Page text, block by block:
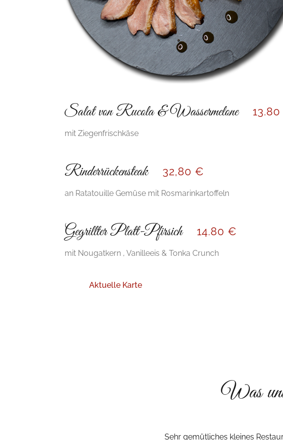
Salat von Rucola & Wassermelone 13
mit Ziegenfrischkäse
Rinderrückensteak 32,80 €
an Ratatouille Gemüse mit Rosmarinkartoffeln
Gegrillter Platt-Pfirsich 14.80 €
mit Nougatkern , Vanilleeis & Tonka Crunch
Aktuelle Karte
Was
Sehr gemütliches kleines